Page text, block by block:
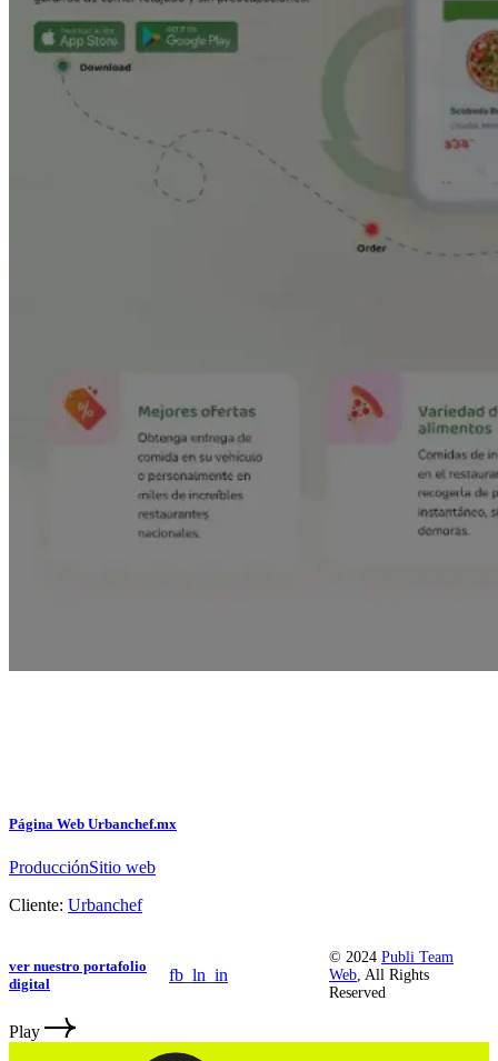
Página Web Urbanchef.mx
ProducciónSitio web
Cliente: Urbanchef
ver nuestro portafolio
digital
fb_ ln in
© 2024 Publi Team
Web, All Rights
Reserved
Play